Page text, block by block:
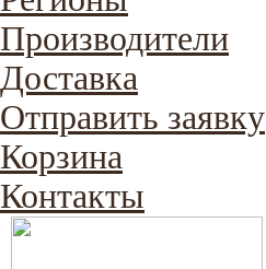
Производители
Доставка
Отправить заявку
Корзина
Контакты